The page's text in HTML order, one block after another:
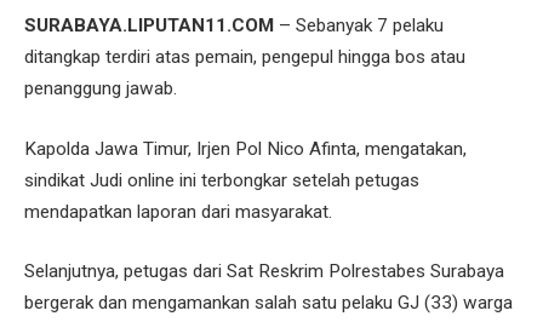
SURABAYA.LIPUTAN11.COM – Sebanyak 7 pelaku
ditangkap terdiri atas pemain, pengepul hingga bos atau
penanggung jawab.
Kapolda Jawa Timur, Irjen Pol Nico Afinta, mengatakan,
sindikat Judi online ini terbongkar setelah petugas
mendapatkan laporan dari masyarakat.
Selanjutnya, petugas dari Sat Reskrim Polrestabes Surabaya
bergerak dan mengamankan salah satu pelaku GJ (33) warga